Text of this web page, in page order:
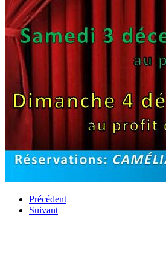
Précédent
Suivant